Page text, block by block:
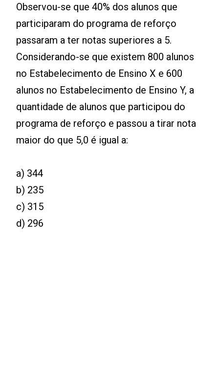
Observou-se que 40% dos alunos que
participaram do programa de reforço
passaram a ter notas superiores a 5.
Considerando-se que existem 800 alunos
no Estabelecimento de Ensino X e 600
alunos no Estabelecimento de Ensino Y, a
quantidade de alunos que participou do
programa de reforço e passou a tirar nota
maior do que 5,0 é igual a:
a) 344
b) 235
c) 315
d) 296